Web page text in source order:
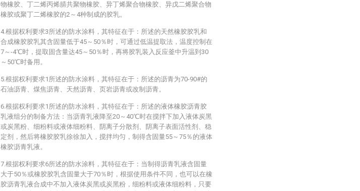
物橡胶、丁二烯丙烯腈共聚物橡胶、异丁烯聚合物橡胶、异戊二烯聚合物
橡胶或聚丁二烯橡胶的2～4种制成的胶乳。
4.根据权利要求3所述的防水涂料，其特征在于：所述的天然橡胶胶乳和
合成橡胶胶乳其含固量低于45～50％时，可通过低温提取法，温度控制在
7～-4℃时，提取固含量达45～50％时，再将胶乳装入反应釜中升温到30
～50℃时备用。
5.根据权利要求1所述的防水涂料，其特征在于：所述的沥青为70-90#的
石油沥青、煤焦沥青、天然沥青、页岩沥青或改制沥青。
6.根据权利要求1所述的防水涂料，其特征在于：所述的液体橡胶沥青胶
乳液组分的制备方法：当沥青乳液降至20～40℃时在搅拌下加入液体炭黑
或炭黑粉、细粉料或液体细粉料、阴离子分散剂、阴离子表面活性剂、稳
定剂，然后将橡胶胶乳徐徐加入，搅拌均匀，制得含固量55～75％的液体
橡胶沥青乳液。
7.根据权利要求6所述的防水涂料，其特征在于：当制得沥青乳液含固量
大于50％或橡胶胶乳含固量大于70％时，根据使用条件不同，也可以在橡
胶沥青乳液合成中不加入液体炭黑或炭黑粉，细粉料或液体细粉料，只要